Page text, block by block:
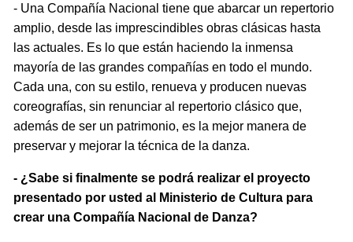
- Una Compañía Nacional tiene que abarcar un repertorio
amplio, desde las imprescindibles obras clásicas hasta
las actuales. Es lo que están haciendo la inmensa
mayoría de las grandes compañías en todo el mundo.
Cada una, con su estilo, renueva y producen nuevas
coreografías, sin renunciar al repertorio clásico que,
además de ser un patrimonio, es la mejor manera de
preservar y mejorar la técnica de la danza.
- ¿Sabe si finalmente se podrá realizar el proyecto
presentado por usted al Ministerio de Cultura para
crear una Compañía Nacional de Danza?